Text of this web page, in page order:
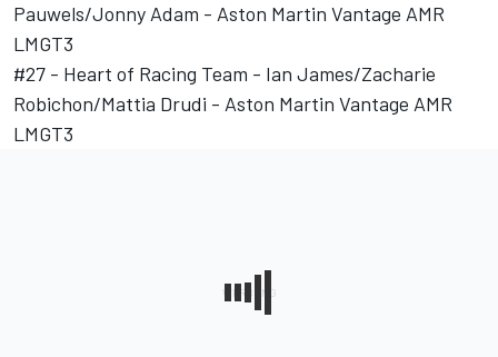
Pauwels/Jonny Adam - Aston Martin Vantage AMR
LMGT3
#27 - Heart of Racing Team - Ian James/Zacharie
Robichon/Mattia Drudi - Aston Martin Vantage AMR
LMGT3